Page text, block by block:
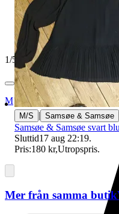
1/5
Myrorna
M/S | Samsøe & Samsøe
Samsøe & Samsøe svart
Sluttid17 aug 22:19.
Pris:180 kr,Utropspris.
Mer från samma butik